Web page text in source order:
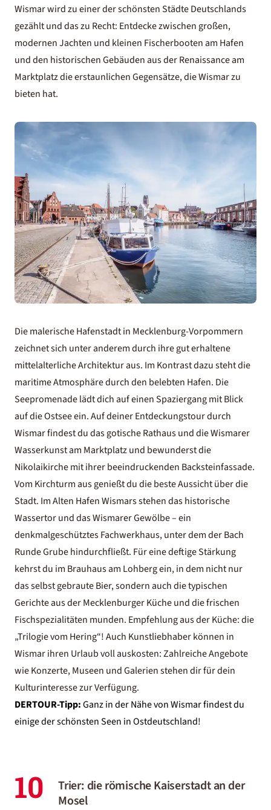
Wismar wird zu einer der schönsten Städte Deutschlands
gezählt und das zu Recht: Entdecke zwischen großen,
modernen Jachten und kleinen Fischerbooten am Hafen
und den historischen Gebäuden aus der Renaissance am
Marktplatz die erstaunlichen Gegensätze, die Wismar zu
bieten hat.
Die malerische Hafenstadt in Mecklenburg-Vorpommern
zeichnet sich unter anderem durch ihre gut erhaltene
mittelalterliche Architektur aus. Im Kontrast dazu steht die
maritime Atmosphäre durch den belebten Hafen. Die
Seepromenade lädt dich auf einen Spaziergang mit Blick
auf die Ostsee ein. Auf deiner Entdeckungstour durch
Wismar findest du das gotische Rathaus und die Wismarer
Wasserkunst am Marktplatz und bewunderst die
Nikolaikirche mit ihrer beeindruckenden Backsteinfassade.
Vom Kirchturm aus genießt du die beste Aussicht über die
Stadt. Im Alten Hafen Wismars stehen das historische
Wassertor und das Wismarer Gewölbe – ein
denkmalgeschütztes Fachwerkhaus, unter dem der Bach
Runde Grube hindurchfließt. Für eine deftige Stärkung
kehrst du im Brauhaus am Lohberg ein, in dem nicht nur
das selbst gebraute Bier, sondern auch die typischen
Gerichte aus der Mecklenburger Küche und die frischen
Fischspezialitäten munden. Empfehlung aus der Küche: die
„Trilogie vom Hering“! Auch Kunstliebhaber können in
Wismar ihren Urlaub voll auskosten: Zahlreiche Angebote
wie Konzerte, Museen und Galerien stehen dir für dein
Kulturinteresse zur Verfügung.
DERTOUR-Tipp:Ganz in der Nähe von Wismar findest du
einige der schönstenSeen in Ostdeutschland!
10
Trier: die römische Kaiserstadt an der
Mosel